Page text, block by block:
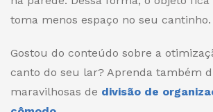
toma menos espaço no seu cantinho.
Gostou do conteúdo sobre a
canto do seu lar? Aprenda também
maravilhosas de divisão de